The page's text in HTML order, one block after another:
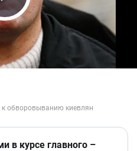
Video
в курсе главного –